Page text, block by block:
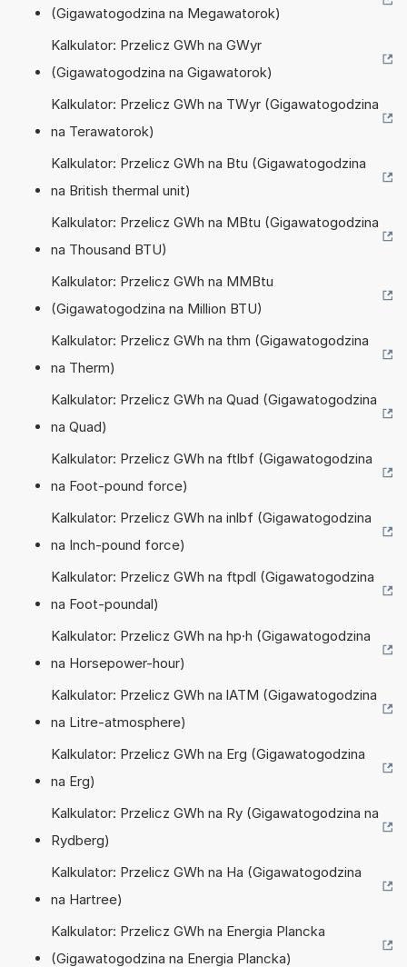
(Gigawatogodzina na Megawatorok)
Kalkulator: Przelicz GWh na GWyr
(Gigawatogodzina na Gigawatorok)
Kalkulator: Przelicz GWh na TWyr (Gigawatogodzina
na Terawatorok)
Kalkulator: Przelicz GWh na Btu (Gigawatogodzina
na British thermal unit)
Kalkulator: Przelicz GWh na MBtu (Gigawatogodzina
na Thousand BTU)
Kalkulator: Przelicz GWh na MMBtu
(Gigawatogodzina na Million BTU)
Kalkulator: Przelicz GWh na thm (Gigawatogodzina
na Therm)
Kalkulator: Przelicz GWh na Quad (Gigawatogodzina
na Quad)
Kalkulator: Przelicz GWh na ftlbf (Gigawatogodzina
na Foot-pound force)
Kalkulator: Przelicz GWh na inlbf (Gigawatogodzina
na Inch-pound force)
Kalkulator: Przelicz GWh na ftpdl (Gigawatogodzina
na Foot-poundal)
Kalkulator: Przelicz GWh na hp·h (Gigawatogodzina
na Horsepower-hour)
Kalkulator: Przelicz GWh na lATM (Gigawatogodzina
na Litre-atmosphere)
Kalkulator: Przelicz GWh na Erg (Gigawatogodzina
na Erg)
Kalkulator: Przelicz GWh na Ry (Gigawatogodzina na
Rydberg)
Kalkulator: Przelicz GWh na Ha (Gigawatogodzina
na Hartree)
Kalkulator: Przelicz GWh na Energia Plancka
(Gigawatogodzina na Energia Plancka)